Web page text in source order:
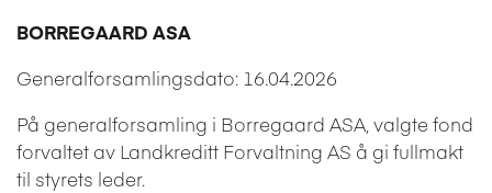
BORREGAARD ASA
Generalforsamlingsdato: 16.04.2026
På generalforsamling i Borregaard ASA, valgte fond
forvaltet av Landkreditt Forvaltning AS å gi fullmakt
til styrets leder.